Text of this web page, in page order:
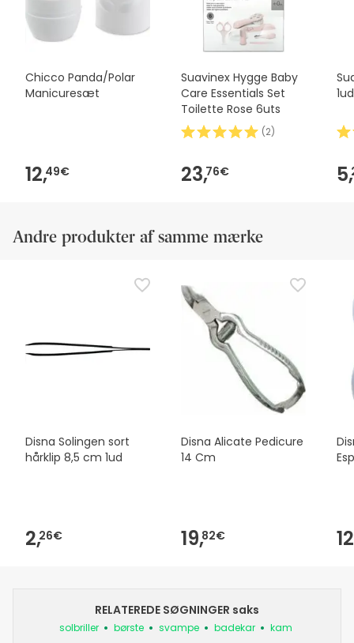
Chicco Panda/Polar
Manicuresæt
12,49€
Suavinex Hygge Baby
Care Essentials Set
Toilette Rose 6uts
(2)
23,76€
1ud
5,
Andre produkter af samme mærke
Disna Solingen sort
hårklip 8,5 cm 1ud
2,26€
Disna Alicate Pedicure
14 Cm
19,82€
RELATEREDE SØGNINGER saks
solbriller børste svampe badekar kam